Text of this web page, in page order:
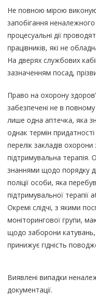
Не повною мірою
запобігання
процесуальні дії
працівників, які не
На дверях службових
зазначенням посад,
Право на охорону
забезпечені не в повному
лише одна аптечка, яка
однак термін придатності
перелік закладів
підтримувальна терапія.
знаннями щодо порядку
поліції особи, яка
підтримувальної терапії
Окремі слідчі, з якими
моніторингової групи,
щодо заборони
принижує гідність
Виявлені випадки
документації.